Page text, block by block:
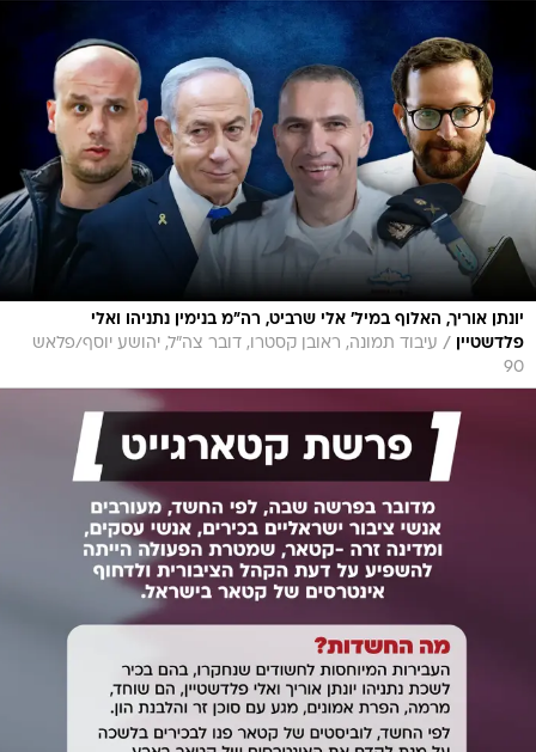
יונתן אוריך, האלוף במיל' אלי שרביט, רה"מ בנימין נתניהו ואלי
פלדשטיין
/ עיבוד תמונה, ראובן קסטרו, דובר צה"ל, יהושע יוסף/פלאש
90